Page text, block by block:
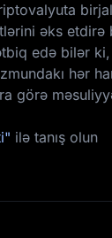
əks etdirə
edə bilər
hər
görə
ilə tanış olun